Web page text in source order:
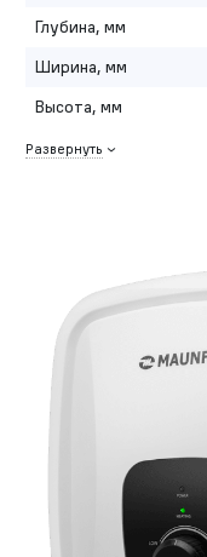
Глубина, мм
Ширина, мм
Высота, мм
Развернуть